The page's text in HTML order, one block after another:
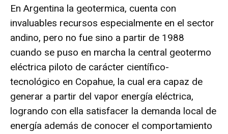
En Argentina la geotermica, cuenta con
invaluables recursos especialmente en el sector
andino, pero no fue sino a partir de 1988
cuando se puso en marcha la central geotermo
eléctrica piloto de carácter científico-
tecnológico en Copahue, la cual era capaz de
generar a partir del vapor energía eléctrica,
logrando con ella satisfacer la demanda local de
energía además de conocer el comportamiento